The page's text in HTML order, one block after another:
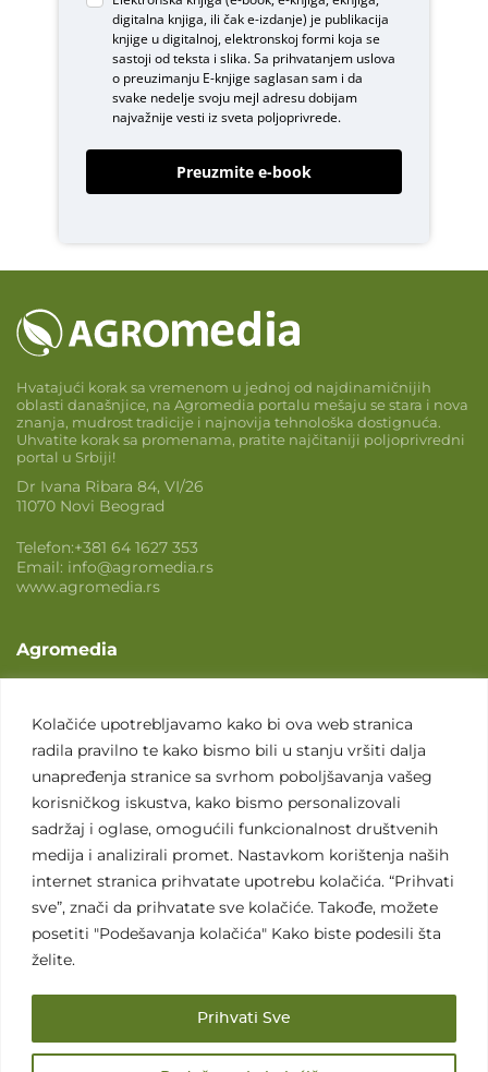
Kolačiće upotrebljavamo kako bi ova web stranica
radila pravilno te kako bismo bili u stanju vršiti dalja
unapređenja stranice sa svrhom poboljšavanja vašeg
korisničkog iskustva, kako bismo personalizovali
sadržaj i oglase, omogućili funkcionalnost društvenih
medija i analizirali promet. Nastavkom korištenja naših
internet stranica prihvatate upotrebu kolačića. “Prihvati
sve”, znači da prihvatate sve kolačiće. Takođe, možete
posetiti "Podešavanja kolačića" Kako biste podesili šta
želite.
Prihvati Sve
digitalna knjiga, ili čak e-izdanje) je publikacija
knjige u digitalnoj, elektronskoj formi koja se
sastoji od teksta i slika. Sa prihvatanjem uslova
o preuzimanju E-knjigesaglasan sam i da
svake nedelje svoju mejl adresu dobijam
najvažnije vesti iz sveta poljoprivrede.
Preuzmite e-book
Hvatajući korak sa vremenom u jednoj od najdinamičnijih
oblasti današnjice, na Agromedia portalu mešaju se stara i nova
znanja, mudrost tradicije i najnovija tehnološka dostignuća.
Uhvatite korak sa promenama, pratite najčitaniji poljoprivredni
portal u Srbiji!
Dr Ivana Ribara 84, VI/26
11070 Novi Beograd
Telefon:+381 64 1627 353
Email: info@agromedia.rs
www.agromedia.rs
Agromedia
Svet poljoprivrede
Marketing usluge
Tražimo saradnike
Kontakt
Kontakt
Sva prava zadržana. 2007 - 2026. © Agromedia d.o.o.